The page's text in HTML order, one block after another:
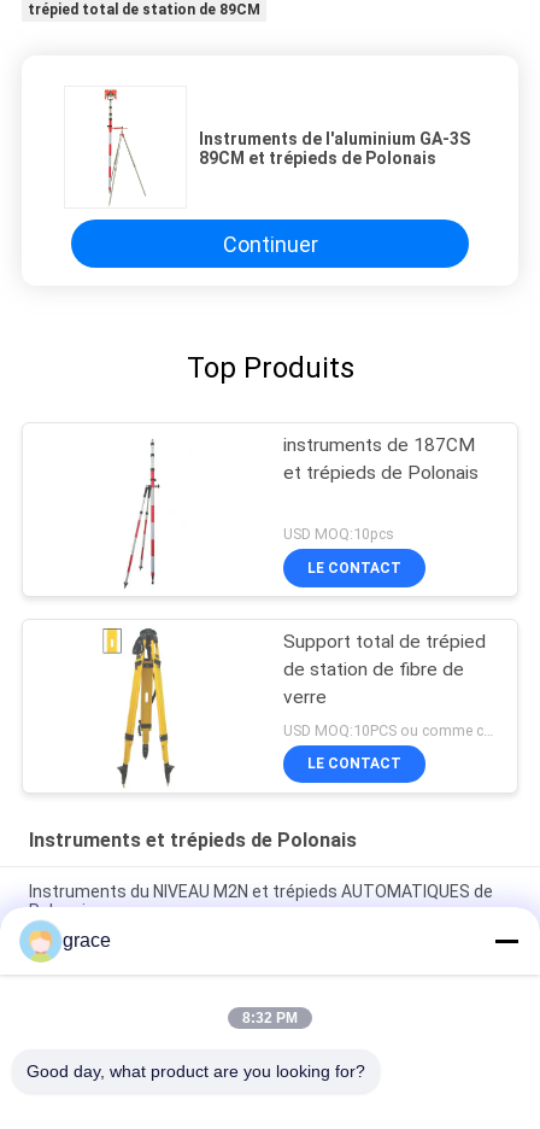
trépied total de station de 89CM
Instruments de l'aluminium GA-3S
89CM et trépieds de Polonais
Continuer
Top Produits
instruments de 187CM
et trépieds de Polonais
USD MOQ:10pcs
LE CONTACT
Support total de trépied
de station de fibre de
verre
LE CONTACT
Instruments et trépieds de Polonais
Instruments du NIVEAU M2N et trépieds AUTOMATIQUES de
Polonais
Support rond de trépied de station de total de l'aluminium
M1N de jambes
L'anti glissement enchaîne des instruments d'ELV-300Q et
grace
8:32 PM
Good day, what product are you looking for?